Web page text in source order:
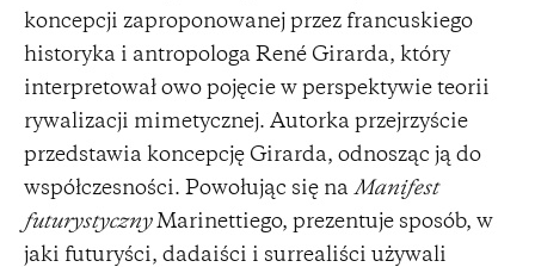
koncepcji zaproponowanej przez francuskiego
historyka i antropologa René Girarda, który
interpretował owo pojęcie w perspektywie teorii
rywalizacji mimetycznej. Autorka przejrzyście
przedstawia koncepcję Girarda, odnosząc ją do
współczesności. Powołując się na Manifest
futurystycznyMarinettiego, prezentuje sposób, w
jaki futuryści, dadaiści i surrealiści używali